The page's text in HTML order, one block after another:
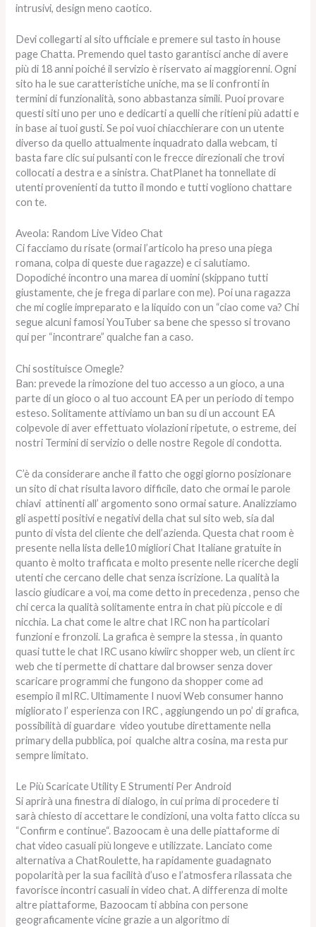
intrusivi, design meno caotico.
Devi collegarti al sito ufficiale e premere sul tasto in house
page Chatta. Premendo quel tasto garantisci anche di avere
più di 18 anni poiché il servizio è riservato ai maggiorenni. Ogni
sito ha le sue caratteristiche uniche, ma se li confronti in
termini di funzionalità, sono abbastanza simili. Puoi provare
questi siti uno per uno e dedicarti a quelli che ritieni più adatti e
in base ai tuoi gusti. Se poi vuoi chiacchierare con un utente
diverso da quello attualmente inquadrato dalla webcam, ti
basta fare clic sui pulsanti con le frecce direzionali che trovi
collocati a destra e a sinistra. ChatPlanet ha tonnellate di
utenti provenienti da tutto il mondo e tutti vogliono chattare
con te.
Aveola: Random Live Video Chat
Ci facciamo du risate (ormai l’articolo ha preso una piega
romana, colpa di queste due ragazze) e ci salutiamo.
Dopodiché incontro una marea di uomini (skippano tutti
giustamente, che je frega di parlare con me). Poi una ragazza
che mi coglie impreparato e la liquido con un “ciao come va? Chi
segue alcuni famosi YouTuber sa bene che spesso si trovano
qui per “incontrare” qualche fan a caso.
Chi sostituisce Omegle?
Ban: prevede la rimozione del tuo accesso a un gioco, a una
parte di un gioco o al tuo account EA per un periodo di tempo
esteso. Solitamente attiviamo un ban su di un account EA
colpevole di aver effettuato violazioni ripetute, o estreme, dei
nostri Termini di servizio o delle nostre Regole di condotta.
C’è da considerare anche il fatto che oggi giorno posizionare
un sito di chat risulta lavoro difficile, dato che ormai le parole
chiavi attinenti all’ argomento sono ormai sature. Analizziamo
gli aspetti positivi e negativi della chat sul sito web, sia dal
punto di vista del cliente che dell’azienda. Questa chat room è
presente nella lista delle10 migliori Chat Italiane gratuite in
quanto è molto trafficata e molto presente nelle ricerche degli
utenti che cercano delle chat senza iscrizione. La qualità la
lascio giudicare a voi, ma come detto in precedenza , penso che
chi cerca la qualità solitamente entra in chat più piccole e di
nicchia. La chat come le altre chat IRC non ha particolari
funzioni e fronzoli. La grafica è sempre la stessa , in quanto
quasi tutte le chat IRC usano kiwiirc shopper web, un client irc
web che ti permette di chattare dal browser senza dover
scaricare programmi che fungono da shopper come ad
esempio il mIRC. Ultimamente I nuovi Web consumer hanno
migliorato l’ esperienza con IRC , aggiungendo un po’ di grafica,
possibilità di guardare video youtube direttamente nella
primary della pubblica, poi qualche altra cosina, ma resta pur
sempre limitato.
Le Più Scaricate Utility E Strumenti Per Android
Si aprirà una finestra di dialogo, in cui prima di procedere ti
sarà chiesto di accettare le condizioni, una volta fatto clicca su
“Confirm e continue“. Bazoocam è una delle piattaforme di
chat video casuali più longeve e utilizzate. Lanciato come
alternativa a ChatRoulette, ha rapidamente guadagnato
popolarità per la sua facilità d’uso e l’atmosfera rilassata che
favorisce incontri casuali in video chat. A differenza di molte
altre piattaforme, Bazoocam ti abbina con persone
geograficamente vicine grazie a un algoritmo di